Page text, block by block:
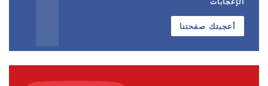
أعجبتك صفحتنا